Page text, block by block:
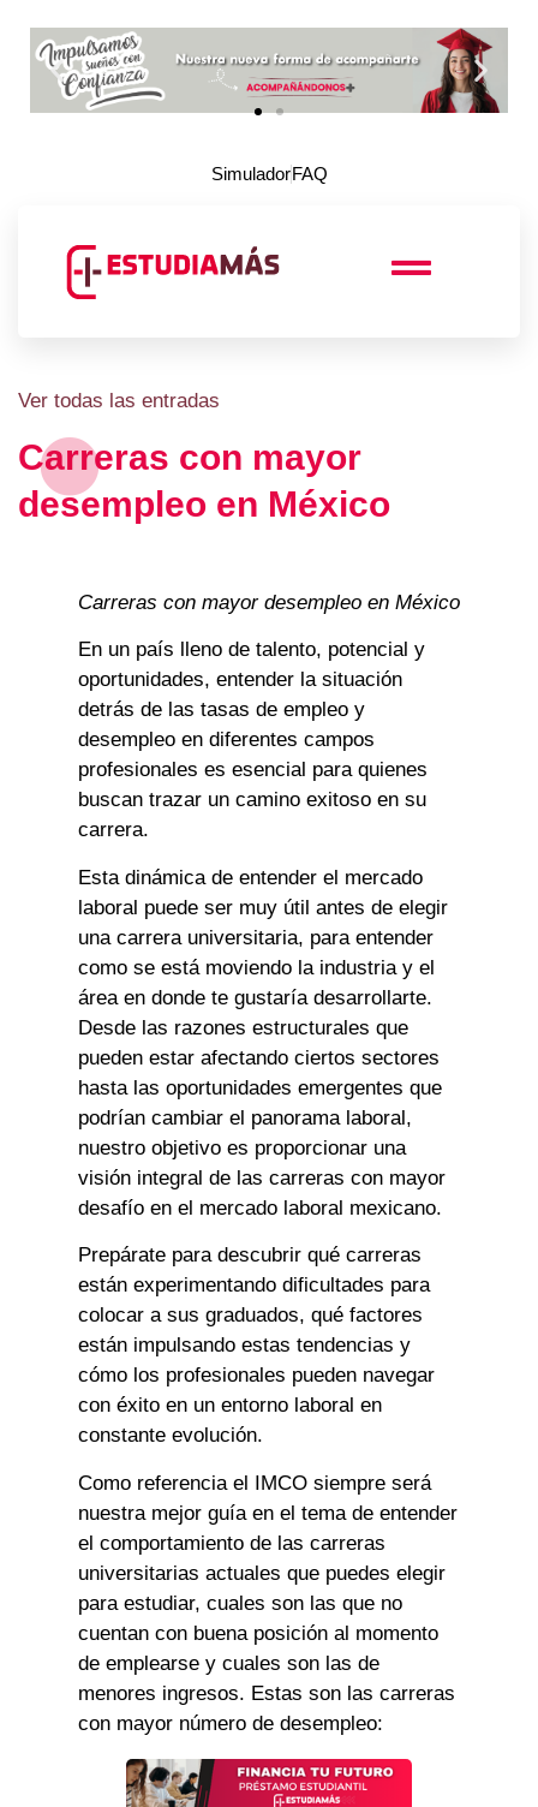
SimuladorFAQ
Ver todas las entradas
Carreras con mayor
desempleo en México
Carreras con mayor desempleo en México
En un país lleno de talento, potencial y
oportunidades, entender la situación
detrás de las tasas de empleo y
desempleo en diferentes campos
profesionales es esencial para quienes
buscan trazar un camino exitoso en su
carrera.
Esta dinámica de entender el mercado
laboral puede ser muy útil antes de elegir
una carrera universitaria, para entender
como se está moviendo la industria y el
área en donde te gustaría desarrollarte.
Desde las razones estructurales que
pueden estar afectando ciertos sectores
hasta las oportunidades emergentes que
podrían cambiar el panorama laboral,
nuestro objetivo es proporcionar una
visión integral de las carreras con mayor
desafío en el mercado laboral mexicano.
Prepárate para descubrir qué carreras
están experimentando dificultades para
colocar a sus graduados, qué factores
están impulsando estas tendencias y
cómo los profesionales pueden navegar
con éxito en un entorno laboral en
constante evolución.
Como referencia el IMCO siempre será
nuestra mejor guía en el tema de entender
el comportamiento de las carreras
universitarias actuales que puedes elegir
para estudiar, cuales son las que no
cuentan con buena posición al momento
de emplearse y cuales son las de
menores ingresos. Estas son las carreras
con mayor número de desempleo: